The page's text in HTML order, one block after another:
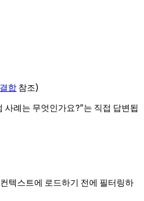
합 참조)
사례는 무엇인가요?"는 직접 답변됩
텍스트에 로드하기 전에 필터링하